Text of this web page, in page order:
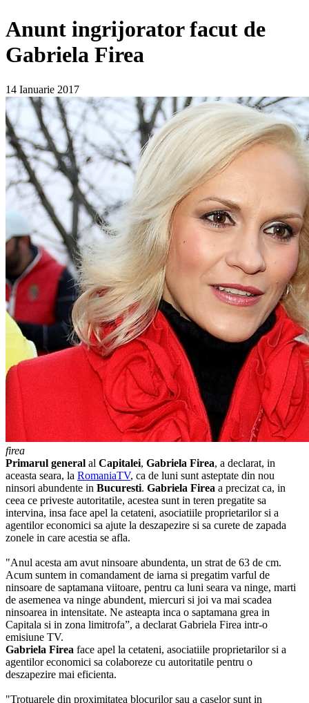
Anunt ingrijorator facut de
Gabriela Firea
14 Ianuarie 2017
firea
Primarul general al Capitalei, Gabriela Firea, a declarat, in
aceasta seara, la RomaniaTV, ca de luni sunt asteptate din nou
ninsori abundente in Bucuresti. Gabriela Firea a precizat ca, in
ceea ce priveste autoritatile, acestea sunt in teren pregatite sa
intervina, insa face apel la cetateni, asociatiile proprietarilor si a
agentilor economici sa ajute la deszapezire si sa curete de zapada
zonele in care acestia se afla.
"Anul acesta am avut ninsoare abundenta, un strat de 63 de cm.
Acum suntem in comandament de iarna si pregatim varful de
ninsoare de saptamana viitoare, pentru ca luni seara va ninge, marti
de asemenea va ninge abundent, miercuri si joi va mai scadea
ninsoarea in intensitate. Ne asteapta inca o saptamana grea in
Capitala si in zona limitrofa”, a declarat Gabriela Firea intr-o
emisiune TV.
Gabriela Firea face apel la cetateni, asociatiile proprietarilor si a
agentilor economici sa colaboreze cu autoritatile pentru o
deszapezire mai eficienta.
"Trotuarele din proximitatea blocurilor sau a caselor sunt in